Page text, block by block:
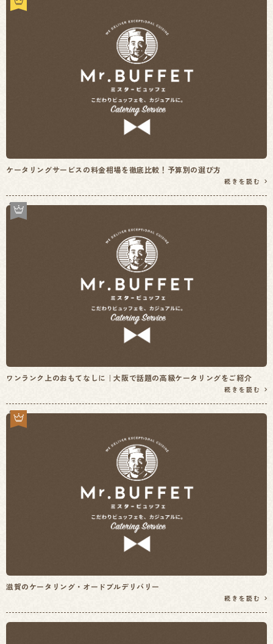
ケータリングサービスの料金相場を徹底比較！予算別の選び方
続きを読む
ワンランク上のおもてなしに｜大阪で話題の高級ケータリングをご紹介
続きを読む
滋賀のケータリング・オードブルデリバリー
続きを読む